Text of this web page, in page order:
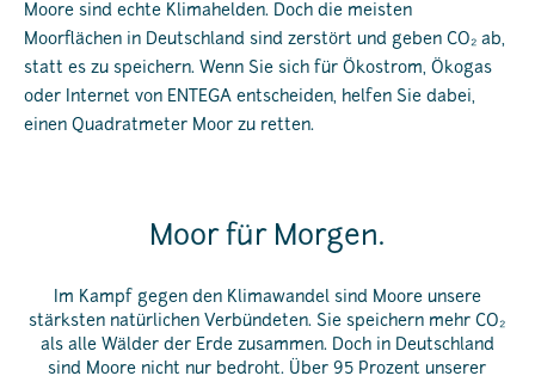
Moore sind echte Klimahelden. Doch die meisten
Moorflächen in Deutschland sind zerstört und geben CO₂ ab,
statt es zu speichern. Wenn Sie sich für Ökostrom, Ökogas
oder Internet von ENTEGA entscheiden, helfen Sie dabei,
einen Quadratmeter Moor zu retten.
Moor für Morgen.
Im Kampf gegen den Klimawandel sind Moore unsere
stärksten natürlichen Verbündeten. Sie speichern mehr CO₂
als alle Wälder der Erde zusammen. Doch in Deutschland
sind Moore nicht nur bedroht. Über 95 Prozent unserer